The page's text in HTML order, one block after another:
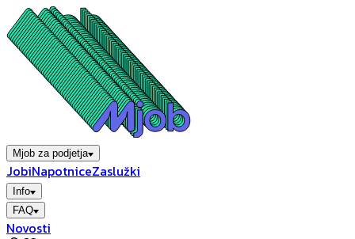
Mjob za podjetja
JobiNapotniceZaslužki
Info
FAQ
Novosti